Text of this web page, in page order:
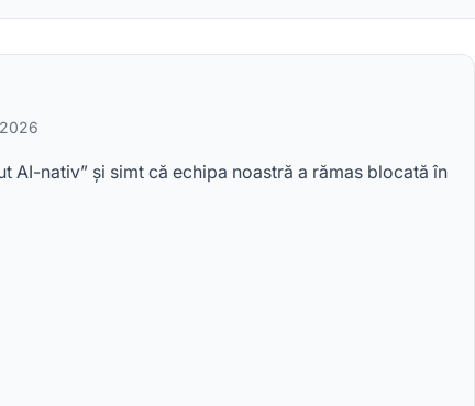
AI-nativ” și simt că echipa noastră a rămas blocată în